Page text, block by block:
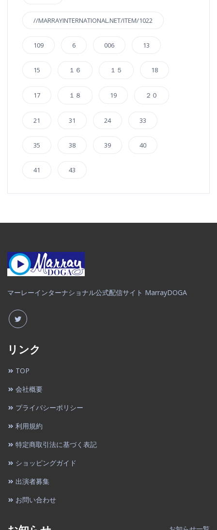
//MARRAYINTERNATIONAL.NET/ITEM/1022
109 6 006 13
15 １６ １５ 18
17 １８ 19 ２０
21 31 24 33
35 38 39 40
41 43
マーレーインターナショナル公式配信サイト MarrayDOGA
リンク
TOP
会社概要
プライバシーポリシー
利用規約
特定商取引法に基づく表記
ショッピングガイド
出演者募集
お問い合わせ